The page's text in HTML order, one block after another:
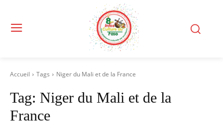
Accueil Tags Niger du Mali et de la France
Tag: Niger du Mali et de la
France